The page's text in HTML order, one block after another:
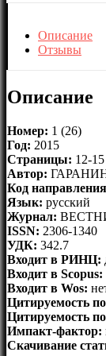
Описание
Отзывы
Описание
Номер: 1 (26)
Год: 2015
Страницы: 12-15
Автор:
Код
Язык: русский
Журнал:
ISSN: 2306-1340
УДК: 342.7
Входит в РИНЦ:
Входит в Scopus:
Входит в Wos:
Цитируемость
Цитируемость
Импакт-фактор:
Скачивание